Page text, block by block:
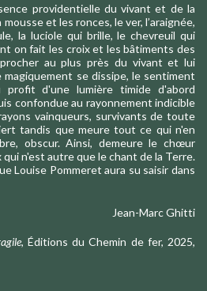
providentielle du vivant et de la
mousse et les ronces, le ver, l’araignée,
la luciole qui brille, le chevreuil qui
on fait les croix et les bâtiments des
au plus près du vivant et lui
se dissipe, le sentiment
profit d'une lumière timide d'abord
confondue au rayonnement indicible
vainqueurs, survivants de toute
tandis que meure tout ce qui n'en
obscur. Ainsi, demeure le chœur
n'est autre que le chant de la Terre.
Louise Pommeret aura su saisir dans
Jean-Marc Ghitti
, Éditions du Chemin de fer, 2025,